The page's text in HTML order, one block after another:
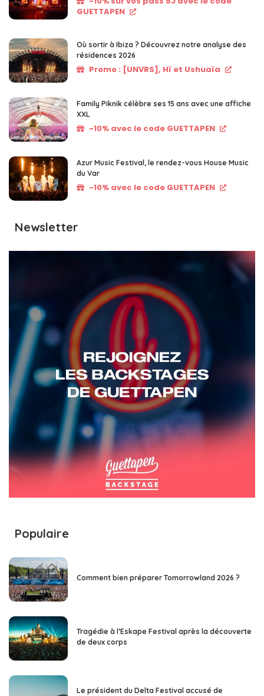
GUETTAPEN
Où sortir à Ibiza ? Découvrez notre analyse des
résidences 2026
Promo : [UNVRS], Hï et Ushuaïa
Family Piknik célèbre ses 15 ans avec une affiche
XXL
-10% avec le code GUETTAPEN
Azur Music Festival, le rendez-vous House Music
du Var
-10% avec le code GUETTAPEN
Newsletter
Populaire
Comment bien préparer Tomorrowland 2026 ?
Tragédie à l’Eskape Festival après la découverte
de deux corps
Le président du Delta Festival accusé de